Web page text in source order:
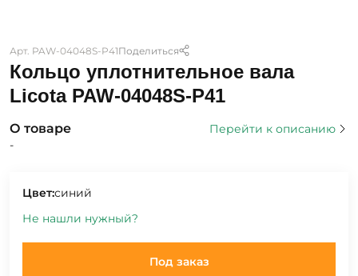
Арт. PAW-04048S-P41Поделиться
Кольцо уплотнительное вала
Licota PAW-04048S-P41
О товаре
Перейти к описанию
-
Цвет:синий
Не нашли нужный?
Под заказ